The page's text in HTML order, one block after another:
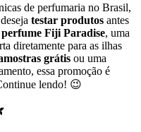
de perfumaria no Brasil,
testar produtos antes
perfume Fiji Paradise, uma
diretamente para as ilhas
grátis ou uma
essa promoção é
lendo! 😉